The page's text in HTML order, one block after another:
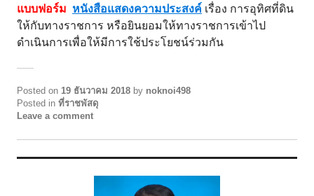
แบบฟอร์ม หนังสือแสดงความประสงค์ เรื่อง การอุทิศที่ดิน
ให้กับทางราชการ หรือยินยอมให้ทางราชการเข้าไป
ดำเนินการเพื่อให้มีการใช้ประโยชน์ร่วมกัน
Posted on 19 ธันวาคม 2018 by noknoi498
Posted in ที่ราชพัสดุ
Leave a comment